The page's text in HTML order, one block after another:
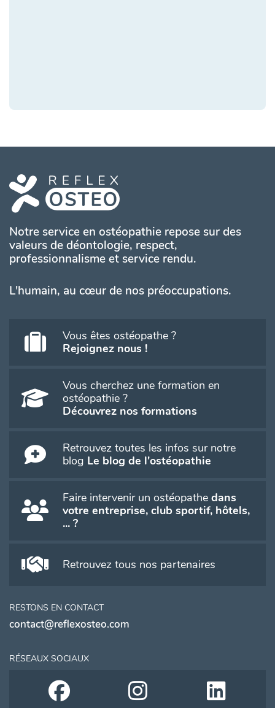
Notre service en ostéopathie repose sur des
valeurs de déontologie, respect,
professionnalisme et service rendu.
L'humain, au cœur de nos préoccupations.
Vous êtes ostéopathe ?
Rejoignez nous !
Vous cherchez une formation en
ostéopathie ?
Découvrez nos formations
Retrouvez toutes les infos sur notre
blog Le blog de l'ostéopathie
Faire intervenir un ostéopathe dans
votre entreprise, club sportif, hôtels,
... ?
Retrouvez tous nos partenaires
RESTONS EN CONTACT
contact@reflexosteo.com
RÉSEAUX SOCIAUX